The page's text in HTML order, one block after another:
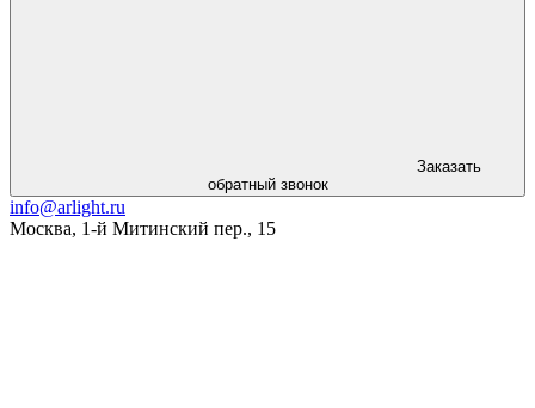
Заказать
обратный звонок
info@arlight.ru
Москва, 1-й Митинский пер., 15